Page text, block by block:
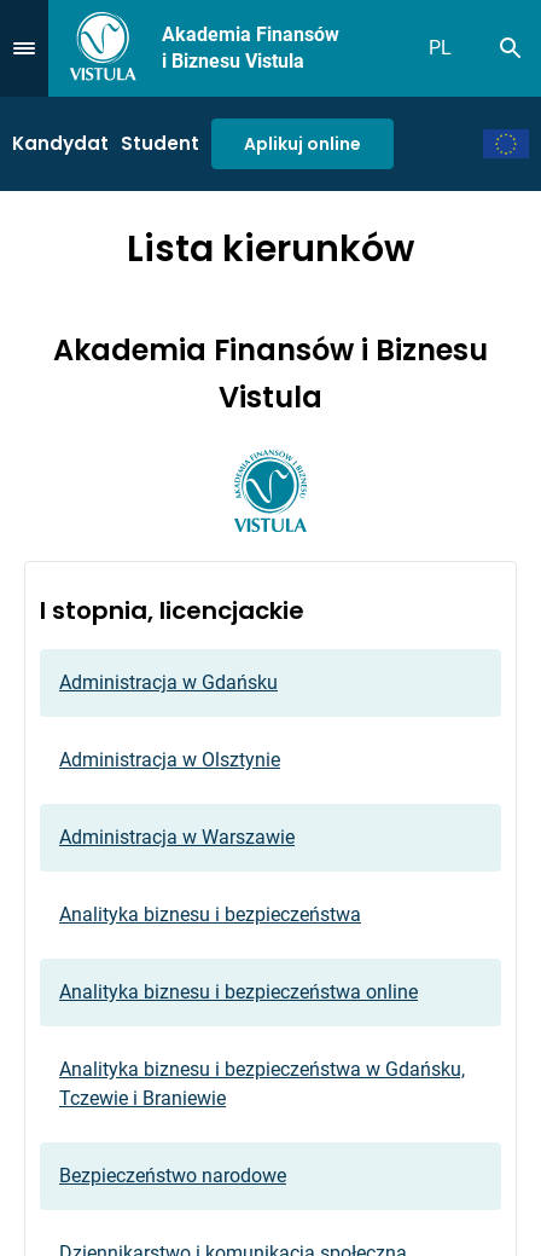
Przejdź do Menu
Akademia Finansów
i Biznesu Vistula
PL
Kandydat Student Aplikuj online
Lista kierunków
Akademia Finansów i Biznesu
Vistula
I stopnia, licencjackie
Administracja w Gdańsku
Administracja w Olsztynie
Administracja w Warszawie
Analityka biznesu i bezpieczeństwa
Analityka biznesu i bezpieczeństwa online
Analityka biznesu i bezpieczeństwa w Gdańsku,
Tczewie i Braniewie
Bezpieczeństwo narodowe